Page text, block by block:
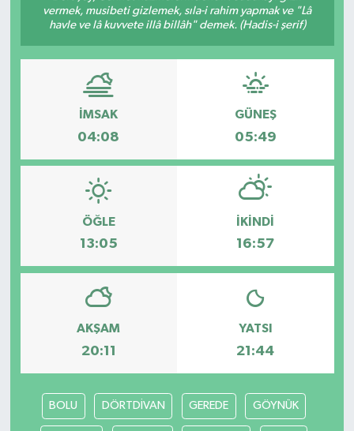
vermek, musibeti gizlemek, sıla-i rahim yapmak ve "Lâ
havle ve lâ kuvvete illâ billâh" demek. (Hadis-i şerif)
İMSAK
04:08
GÜNEŞ
05:49
ÖĞLE
13:05
İKINDI
16:57
AKŞAM
20:11
YATSI
21:44
BOLU DÖRTDİVAN GEREDE GÖYNÜK
Turizm
Lider Haber TV Canlı Yayın izle